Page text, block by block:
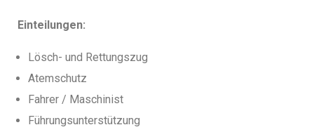
Einteilungen:
Lösch- und Rettungszug
Atemschutz
Fahrer / Maschinist
Führungsunterstützung